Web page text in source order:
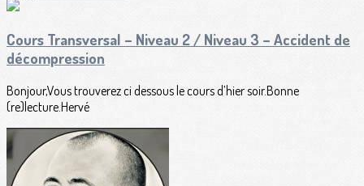
Cours Transversal – Niveau 2 / Niveau 3 – Accident de
décompression
Bonjour,Vous trouverez ci dessous le cours d’hier soir.Bonne
(re)lecture.Hervé